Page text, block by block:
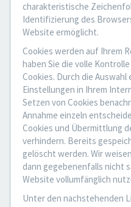
charakteristische
Identifizierung des
Website ermöglicht.
Cookies werden auf Ihrem
haben Sie die volle
Cookies. Durch die
Einstellungen in Ihrem
Setzen von Cookies
Annahme einzeln
Cookies und Übermittlung
verhindern. Bereits
gelöscht werden. Wir
dann gegebenenfalls nicht
Website vollumfänglich
Unter den nachstehenden